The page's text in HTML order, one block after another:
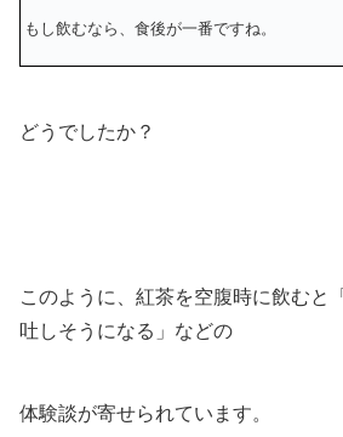
もし飲むなら、食後が一番ですね。
どうでしたか？
このように、紅茶を空腹時に飲むと
吐しそうになる」などの
体験談が寄せられています。